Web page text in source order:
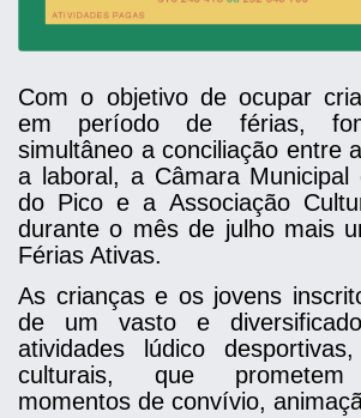
Com o objetivo de ocupar
em período de férias,
simultâneo a conciliação entre
a laboral, a Câmara Municipal
do Pico e a Associação
durante o mês de julho mais
Férias Ativas.
As crianças e os jovens
de um vasto e
atividades lúdico
culturais, que prometem
momentos de convívio,